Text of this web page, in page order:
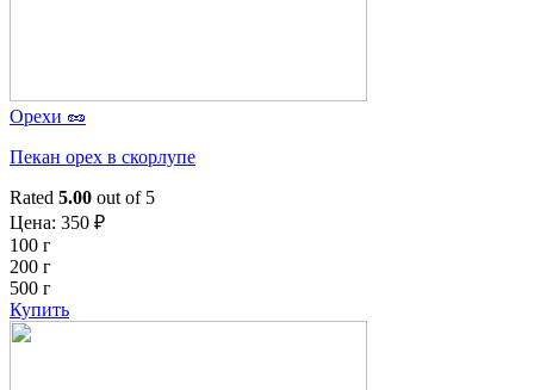
Орехи 🥜
Пекан орех в скорлупе
Rated 5.00 out of 5
Цена: 350 ₽
100 г
200 г
500 г
Купить